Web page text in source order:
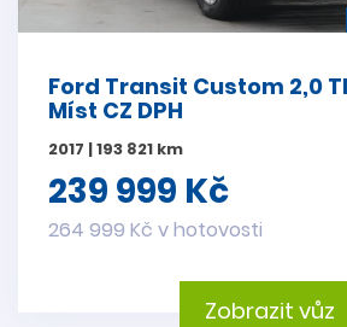
Ford Transit Custom 2,0
Míst CZ DPH
2017 | 193 821 km
239 999 Kč
264 999 Kč v hotovosti
Zobrazit vůz